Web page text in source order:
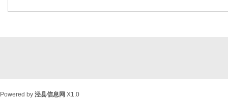
Powered by 泾县信息网 X1.0